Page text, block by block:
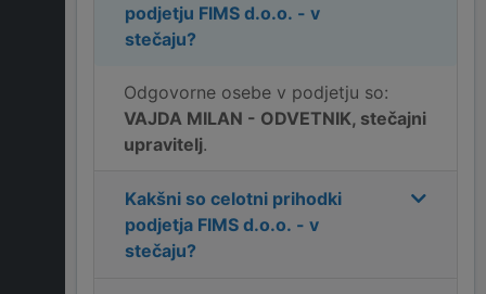
podjetju FIMS d.o.o. - v
stečaju?
Odgovorne osebe v podjetju so:
VAJDA MILAN - ODVETNIK, stečajni
upravitelj.
Kakšni so celotni prihodki
podjetja FIMS d.o.o. - v
stečaju?